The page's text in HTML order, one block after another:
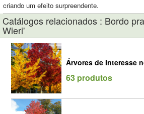
criando um efeito surpreendente.
Catálogos relacionados : Bordo
Wieri'
Árvores de Interesse
63 produtos